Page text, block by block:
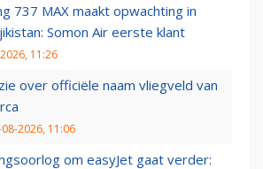
737 MAX maakt opwachting in
Somon Air eerste klant
11:26
over officiële naam vliegveld van
2026, 11:06
om easyJet gaat verder: